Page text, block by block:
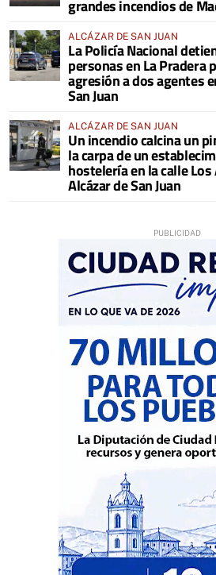
grandes incendios de
ALCÁZAR DE SAN JUAN
La Policía Nacional
personas en La Pradera
agresión a dos agentes
San Juan
ALCÁZAR DE SAN JUAN
Un incendio calcina un
la carpa de un
hostelería en la calle Los
Alcázar de San Juan